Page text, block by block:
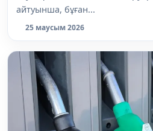
айтуынша, бұған...
25 маусым 2026